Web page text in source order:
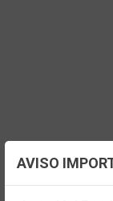
AVISO